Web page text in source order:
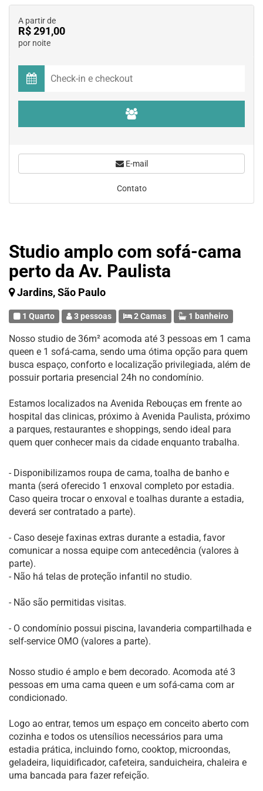
Studio amplo com sofá-cama
perto da Av. Paulista
Jardins, São Paulo
1 Quarto 3 pessoas 2 Camas 1 banheiro
Nosso studio de 36m² acomoda até 3 pessoas em 1 cama
queen e 1 sofá-cama, sendo uma ótima opção para quem
busca espaço, conforto e localização privilegiada, além de
possuir portaria presencial 24h no condomínio.
Estamos localizados na Avenida Rebouças em frente ao
hospital das clinicas, próximo à Avenida Paulista, próximo
a parques, restaurantes e shoppings, sendo ideal para
quem quer conhecer mais da cidade enquanto trabalha.
- Disponibilizamos roupa de cama, toalha de banho e
manta (será oferecido 1 enxoval completo por estadia.
Caso queira trocar o enxoval e toalhas durante a estadia,
deverá ser contratado a parte).
- Caso deseje faxinas extras durante a estadia, favor
comunicar a nossa equipe com antecedência (valores à
parte).
- Não há telas de proteção infantil no studio.
- Não são permitidas visitas.
- O condomínio possui piscina, lavanderia compartilhada e
self-service OMO (valores a parte).
Nosso studio é amplo e bem decorado. Acomoda até 3
pessoas em uma cama queen e um sofá-cama com ar
condicionado.
Logo ao entrar, temos um espaço em conceito aberto com
cozinha e todos os utensílios necessários para uma
estadia prática, incluindo forno, cooktop, microondas,
geladeira, liquidificador, cafeteira, sanduicheira, chaleira e
uma bancada para fazer refeição.
A partir de
R$ 291,00
por noite
E-mail
Contato